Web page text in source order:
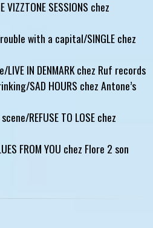
VIZZTONE SESSIONS chez
with a capital/SINGLE chez
LIVE IN DENMARK chez Ruf records
SAD HOURS chez Antone’s
REFUSE TO LOSE chez
FROM YOU chez Flore 2 son